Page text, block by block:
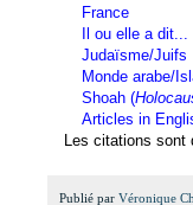
France
Il ou elle a dit...
Judaïsme/Juifs
Monde arabe/
Shoah (
Articles in
Les citations sont
Publié par Véronique